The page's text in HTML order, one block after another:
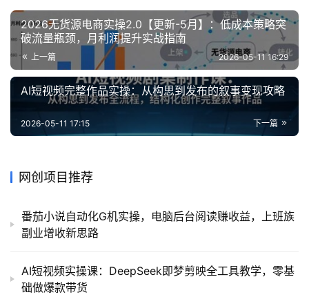
2026无货源电商实操2.0【更新-5月】：低成本策略突
破流量瓶颈，月利润提升实战指南
上一篇 2026-05-11 16:29
AI短视频完整作品实操：从构思到发布的叙事变现攻略
下一篇
2026-05-11 17:15
网创项目推荐
番茄小说自动化G机实操，电脑后台阅读赚收益，上班族
副业增收新思路
AI短视频实操课：DeepSeek即梦剪映全工具教学，零基
础做爆款带货